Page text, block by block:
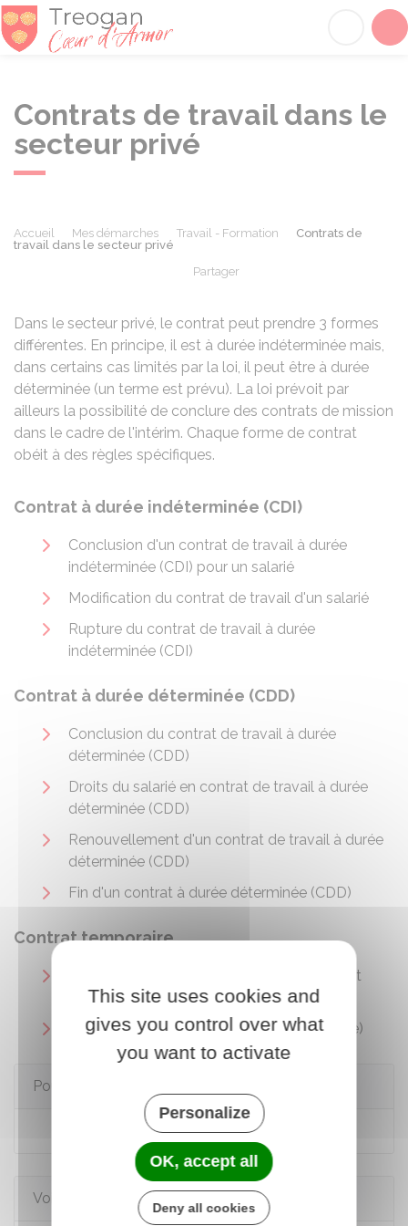
Contrats de travail dans le
secteur privé
Accueil Mes démarches Travail - Formation
Contrats de
travail dans le secteur privé
Partager
Dans le secteur privé, le contrat peut prendre 3 formes
différentes. En principe, il est à durée indéterminée mais,
dans certains cas limités par la loi, il peut être à durée
déterminée (un terme est prévu). La loi prévoit par
ailleurs la possibilité de conclure des contrats de mission
dans le cadre de l'intérim. Chaque forme de contrat
obéit à des règles spécifiques.
Contrat à durée indéterminée (CDI)
Conclusion d'un contrat de travail à durée
indéterminée (CDI) pour un salarié
Modification du contrat de travail d'un salarié
Rupture du contrat de travail à durée
indéterminée (CDI)
Contrat à durée déterminée (CDD)
Conclusion du contrat de travail à durée
déterminée (CDD)
Droits du salarié en contrat de travail à durée
déterminée (CDD)
Renouvellement d'un contrat de travail à durée
déterminée (CDD)
Fin d'un contrat à durée déterminée (CDD)
Contrat temporaire
Contrat de travail temporaire (ou contrat dit
d'intérim)
Embauche en contrat d'extra (CDD d'usage)
Pour en savoir plus
Travail saisonnier
Voir aussi
This site uses cookies and
gives you control over what
you want to activate
Personalize
OK, accept all
Deny all cookies